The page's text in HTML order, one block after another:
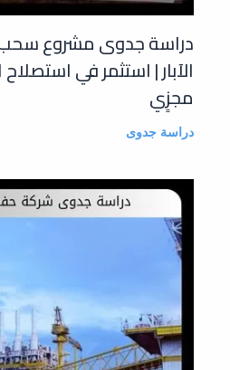
دراسة جدوى مشروع سحب
الآبار | استثمر في استصلاح
مجزٍي
دراسة جدوى